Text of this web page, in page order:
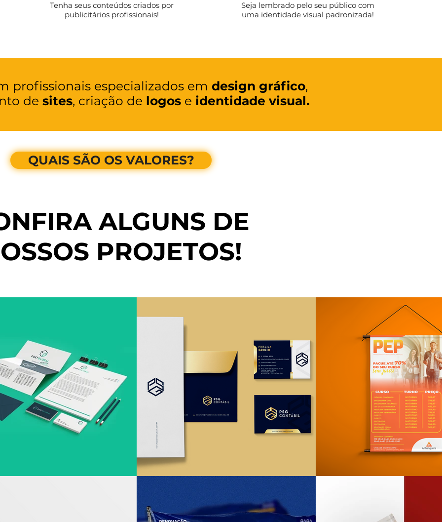
Tenha seus conteúdos criados por
publicitários profissionais!
Seja lembrado pelo seu público com
uma identidade visual padronizada!
profissionais especializados em design gráfico,
de sites, criação de logos e identidade visual.
QUAIS SÃO OS VALORES?
ALGUNS DE
PROJETOS!